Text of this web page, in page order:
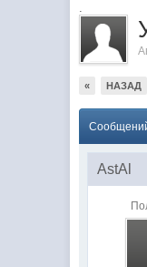
.
« НАЗАД
AstAl